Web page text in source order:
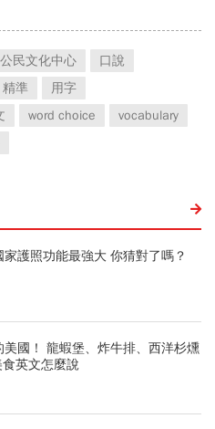
民文化中心
口說
精準
用字
word choice
vocabulary
護照功能最強大 你猜對了嗎？
國！ 龍蝦堡、炸牛排、西洋杉燻
英文怎麼說